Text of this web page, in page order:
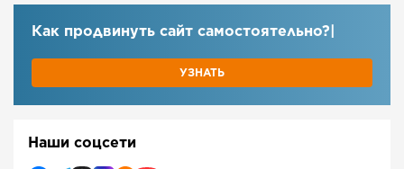
Как продвинуть сайт самост|
УЗНАТЬ
Наши соцсети